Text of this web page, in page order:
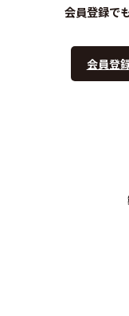
会員登録で
会員登